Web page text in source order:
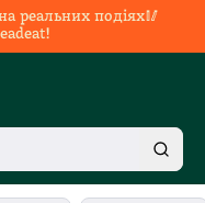
реальних подіях🥢